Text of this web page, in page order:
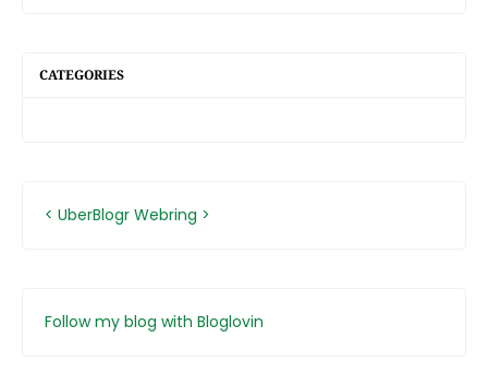
CATEGORIES
< UberBlogr Webring >
Follow my blog with Bloglovin